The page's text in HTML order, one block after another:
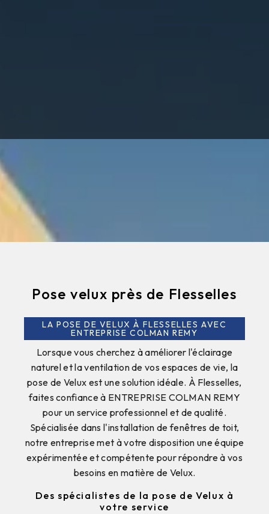
Pose velux près de Flesselles
LA POSE DE VELUX À FLESSELLES AVEC
ENTREPRISE COLMAN REMY
Lorsque vous cherchez à améliorer l'éclairage
naturel et la ventilation de vos espaces de vie, la
pose de Velux est une solution idéale. À Flesselles,
faites confiance à ENTREPRISE COLMAN REMY
pour un service professionnel et de qualité.
Spécialisée dans l'installation de fenêtres de toit,
notre entreprise met à votre disposition une équipe
expérimentée et compétente pour répondre à vos
besoins en matière de Velux.
Des spécialistes de la pose de Velux à
votre service